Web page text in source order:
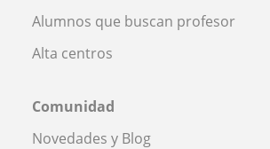
Alumnos que buscan profesor
Alta centros
Comunidad
Novedades y Blog